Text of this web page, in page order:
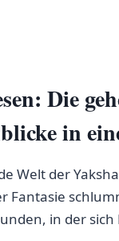
Die‍
in
Welt ⁣der
Fantasie
in der